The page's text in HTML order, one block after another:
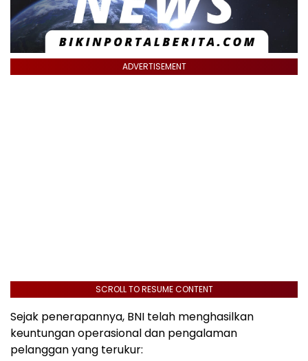
ADVERTISEMENT
SCROLL TO RESUME CONTENT
Sejak penerapannya, BNI telah menghasilkan
keuntungan operasional dan pengalaman
pelanggan yang terukur: